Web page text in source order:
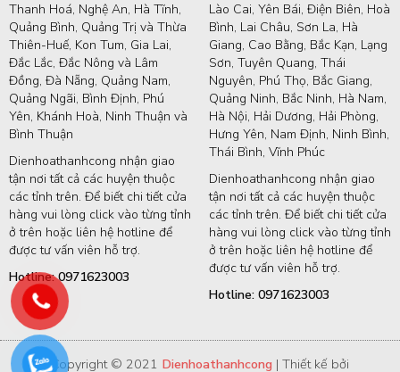
Thanh Hoá, Nghệ An, Hà Tĩnh,
Quảng Bình, Quảng Trị và Thừa
Thiên-Huế, Kon Tum, Gia Lai,
Đắc Lắc, Đắc Nông và Lâm
Đồng, Đà Nẵng, Quảng Nam,
Quảng Ngãi, Bình Định, Phú
Yên, Khánh Hoà, Ninh Thuận và
Bình Thuận
Dienhoathanhcong nhận giao
tận nơi tất cả các huyện thuộc
các tỉnh trên. Để biết chi tiết cửa
hàng vui lòng click vào từng tỉnh
ở trên hoặc liên hệ hotline để
được tư vấn viên hỗ trợ.
Hotline: 0971623003
Lào Cai, Yên Bái, Điện Biên, Hoà
Bình, Lai Châu, Sơn La, Hà
Giang, Cao Bằng, Bắc Kạn, Lạng
Sơn, Tuyên Quang, Thái
Nguyên, Phú Thọ, Bắc Giang,
Quảng Ninh, Bắc Ninh, Hà Nam,
Hà Nội, Hải Dương, Hải Phòng,
Hưng Yên, Nam Định, Ninh Bình,
Thái Bình, Vĩnh Phúc
Dienhoathanhcong nhận giao
tận nơi tất cả các huyện thuộc
các tỉnh trên. Để biết chi tiết cửa
hàng vui lòng click vào từng tỉnh
ở trên hoặc liên hệ hotline để
được tư vấn viên hỗ trợ.
Hotline: 0971623003
Copyright © 2021 Dienhoathanhcong | Thiết kế bởi